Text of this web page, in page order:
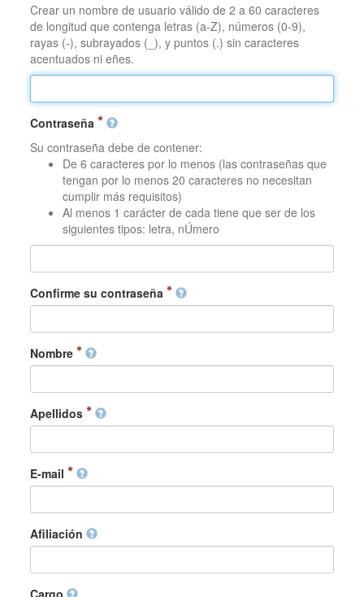
Crear un nombre de usuario válido de 2 a 60 caracteres
de longitud que contenga letras (a-Z), números (0-9),
rayas (-), subrayados (_), y puntos (.) sin caracteres
acentuados ni eñes.
Contraseña
Su contraseña debe de contener:
De 6 caracteres por lo menos (las contraseñas que
tengan por lo menos 20 caracteres no necesitan
cumplir más requisitos)
Al menos 1 carácter de cada tiene que ser de los
siguientes tipos: letra, nÚmero
Confirme su contraseña
Nombre
Apellidos
E-mail
Afiliación
Cargo